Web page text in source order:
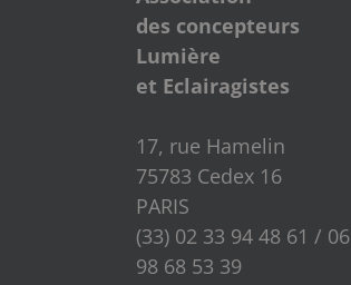
des concepteurs
Lumière
et Eclairagistes
17, rue Hamelin
75783 Cedex 16
PARIS
(33) 02 33 94 48 61 / 06
98 68 53 39